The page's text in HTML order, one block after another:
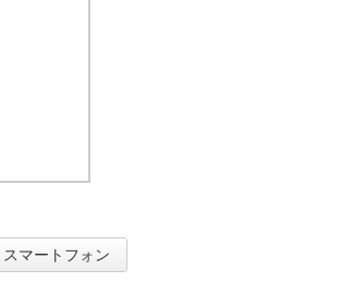
スマートフォン